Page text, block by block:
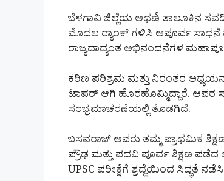
ಬೆಳಗಾವಿ ಜಿಲ್ಲೆಯ ಅಥಣಿ ತಾಲೂಕಿನ
ಮೊದಲ ರ‍್ಯಾಂಕ್ ಗಳಿಸಿ ಅಪೂರ್ವ
ರಾಜ್ಯದಾದ್ಯಂತ ಅಭಿನಂದನೆಗಳ
ಕಠಿಣ ಪರಿಶ್ರಮ ಮತ್ತು ನಿರಂತರ
ಟಾಪರ್ ಆಗಿ ಹೊರಹೊಮ್ಮಿದ್ದಾರೆ. ಅವರ
ಸಂಭ್ರಮಾಚರಣೆಯಲ್ಲಿ ತೊಡಗಿದೆ.
ಬಸವರಾಜ್ ಅವರು ತಮ್ಮ ಪ್ರಾಥಮಿಕ
ಪ್ರೌಢ ಮತ್ತು ಪದವಿ ಪೂರ್ವ ಶಿಕ್ಷಣ
UPSC ಪರೀಕ್ಷೆಗೆ ಶ್ರದ್ಧೆಯಿಂದ ಸಿದ್ಧತೆ